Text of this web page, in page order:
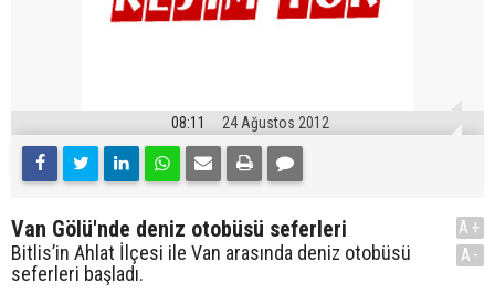
08:11 24 Ağustos 2012
Van Gölü'nde deniz otobüsü seferleri
Bitlis’in Ahlat İlçesi ile Van arasında deniz otobüsü
seferleri başladı.
A+
A-